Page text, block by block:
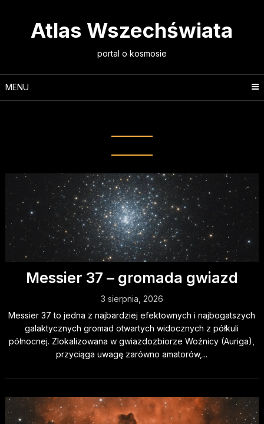
Atlas Wszechświata
portal o kosmosie
MENU
Messier 37 – gromada gwiazd
3 sierpnia, 2026
Messier 37 to jedna z najbardziej efektownych i najbogatszych
galaktycznych gromad otwartych widocznych z półkuli
północnej. Zlokalizowana w gwiazdozbiorze Woźnicy (Auriga),
przyciąga uwagę zarówno amatorów,...